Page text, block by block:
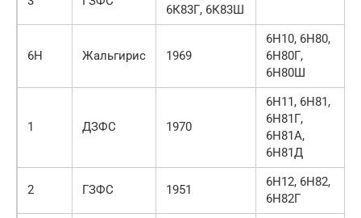
6К83Г, 6К83Ш
6Н Жальгирис 1969
6Н10, 6Н80,
6Н80Г,
6Н80Ш
1 ДЗФС 1970
6Н11, 6Н81,
6Н81Г,
6Н81А,
6Н81Д
2 ГЗФС 1951
6Н12, 6Н82,
6Н82Г